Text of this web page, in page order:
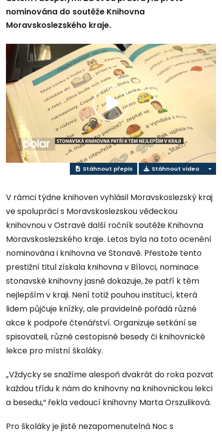
nominována do soutěže Knihovna
Moravskoslezského kraje.
Přehrát
video
Stáhnout přepis Stáhnout video
V rámci týdne knihoven vyhlásil Moravskoslezský kraj
ve spolupráci s Moravskoslezskou vědeckou
knihovnou v Ostravě další ročník soutěže Knihovna
Moravskoslezského kraje. Letos byla na toto ocenění
nominována i knihovna ve Stonavě. Přestože tento
prestižní titul získala knihovna v Bílovci, nominace
stonavské knihovny jasně dokazuje, že patří k těm
nejlepším v kraji. Není totiž pouhou institucí, která
lidem půjčuje knížky, ale pravidelně pořádá různé
akce k podpoře čtenářství. Organizuje setkání se
spisovateli, různé cestopisné besedy či knihovnické
lekce pro místní školáky.
„Vždycky se snažíme alespoň dvakrát do roka pozvat
každou třídu k nám do knihovny na knihovnickou lekci
a besedu,“ řekla vedoucí knihovny Marta Orszuliková.
Pro školáky je jistě nezapomenutelná Noc s